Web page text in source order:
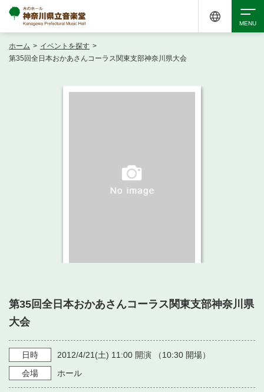
・ フロアマップ
・ よくある質問
・ 空き状況
・ 利用料金
・ 音楽堂のご案内
・ フロアマップ
・ 芸術参与
神奈川県立音楽堂
SNS
ホーム > イベントを探す >
第35回全日本おかあさんコーラス関東支部神奈川県大会
第35回全日本おかあさんコーラス関東支部神奈川県
大会
日時 2012/4/21 (土) 11:00 開演 （10:30 開場）
会場
ホール